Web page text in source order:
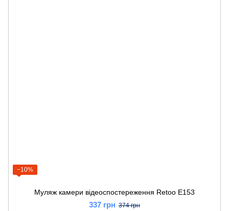
−10%
Муляж камери відеоспостереження Retoo E153
337 грн 374 грн